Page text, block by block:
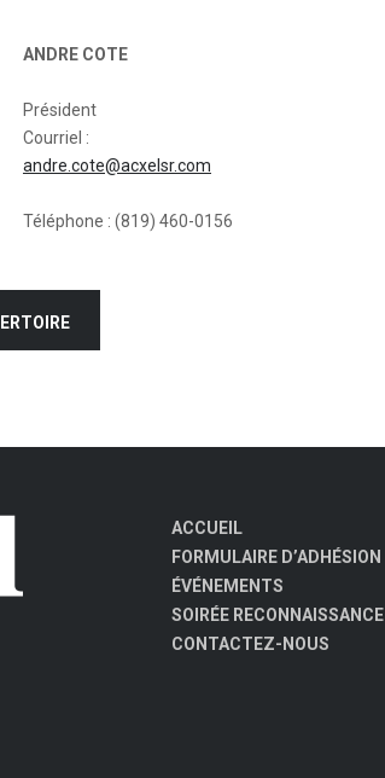
ANDRE COTE
Président
Courriel :
andre.cote@acxelsr.com
Téléphone : (819) 460-0156
ACCUEIL
FORMULAIRE D’ADHÉSION
ÉVÉNEMENTS
SOIRÉE RECONNAISSANCE
CONTACTEZ-NOUS